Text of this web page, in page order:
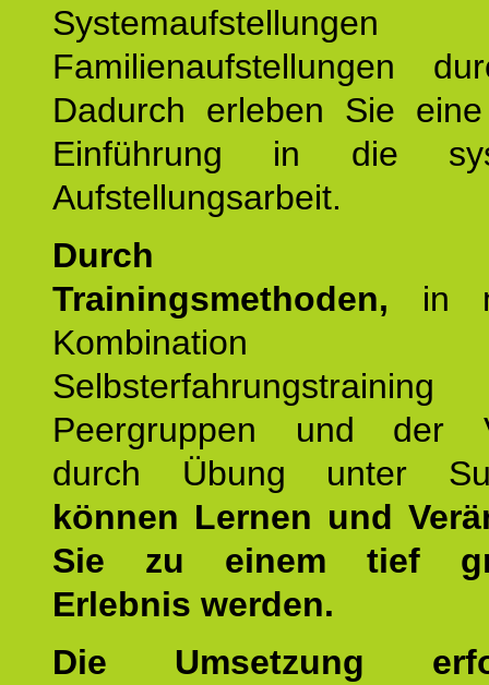
Familienaufstellungen
Dadurch erleben Sie
Einführung in die
Aufstellungsarbeit.
Durch
Trainingsmethoden, in
Peergruppen und der
durch Übung unter
können Lernen und
Sie zu einem tief
Erlebnis werden.
Die Umsetzung